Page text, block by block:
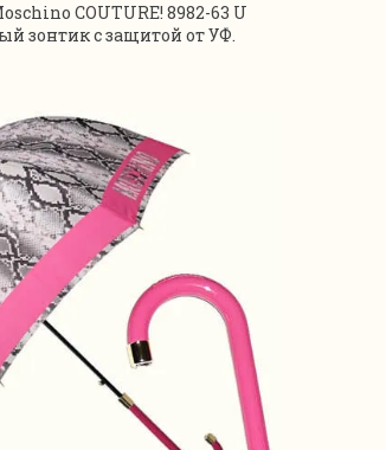
COUTURE! 8982-63 U
зонтик с защитой от УФ.